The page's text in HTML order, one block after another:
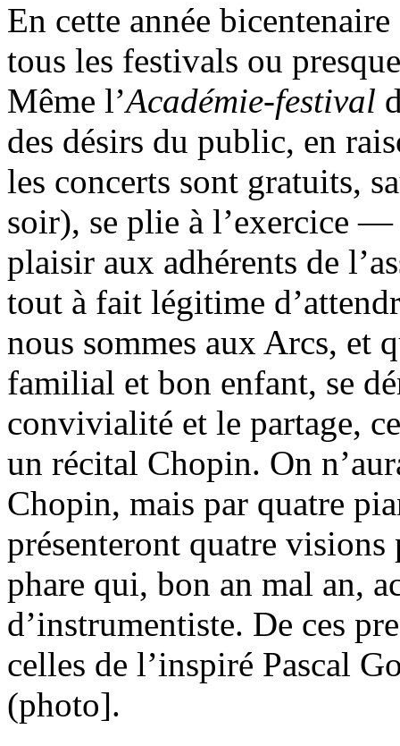
En cette année
tous les festivals ou
Même l’Académie-festival
des désirs du public, en
les concerts sont gratuits,
soir), se plie à l’exercice —
plaisir aux adhérents de
tout à fait légitime
nous sommes aux Arcs, et
familial et bon enfant, se
convivialité et le partage,
un récital Chopin. On
Chopin, mais par quatre
présenteront quatre visions
phare qui, bon an mal an,
d’instrumentiste. De ces
celles de l’inspiré Pascal
(photo].